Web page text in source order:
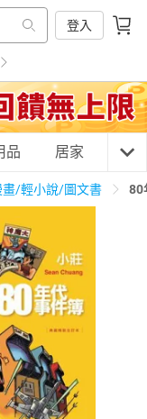
登入
健
閒 親子玩具
養 情趣用品
品 居家 3C
畫/輕小說/圖文書 80